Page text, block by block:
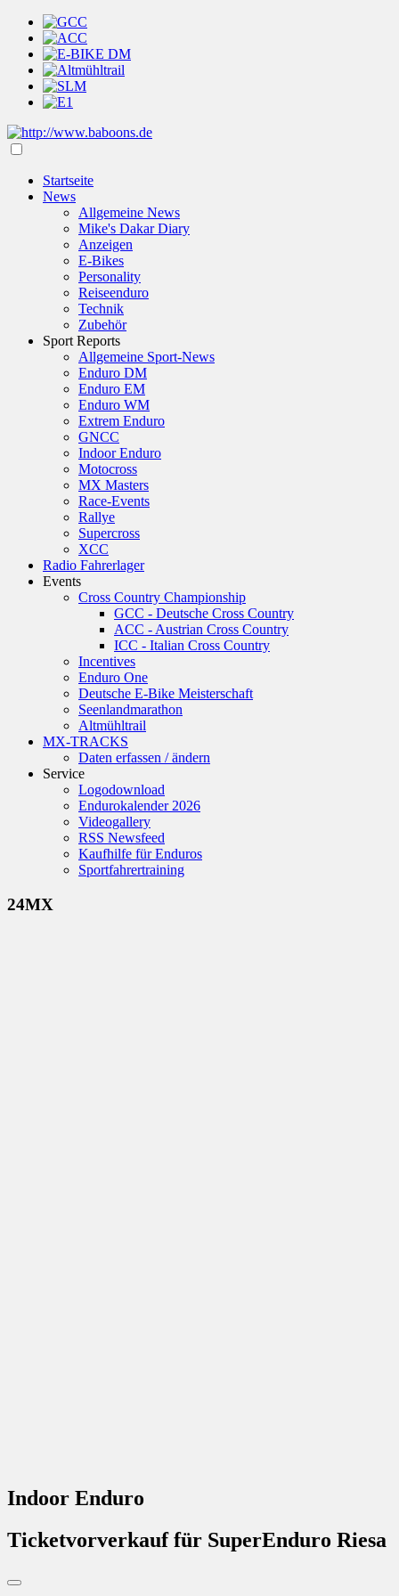
Startseite
News
Allgemeine News
Mike's Dakar Diary
Anzeigen
E-Bikes
Personality
Reiseenduro
Technik
Zubehör
Sport Reports
Allgemeine Sport-News
Enduro DM
Enduro EM
Enduro WM
Extrem Enduro
GNCC
Indoor Enduro
Motocross
MX Masters
Race-Events
Rallye
Supercross
XCC
Radio Fahrerlager
Events
Cross Country Championship
GCC - Deutsche Cross Country
ACC - Austrian Cross Country
ICC - Italian Cross Country
Incentives
Enduro One
Deutsche E-Bike Meisterschaft
Seenlandmarathon
Altmühltrail
MX-TRACKS
Daten erfassen / ändern
Service
Logodownload
Endurokalender 2026
Videogallery
RSS Newsfeed
Kaufhilfe für Enduros
Sportfahrertraining
24MX
Indoor Enduro
Ticketvorverkauf für SuperEnduro Riesa